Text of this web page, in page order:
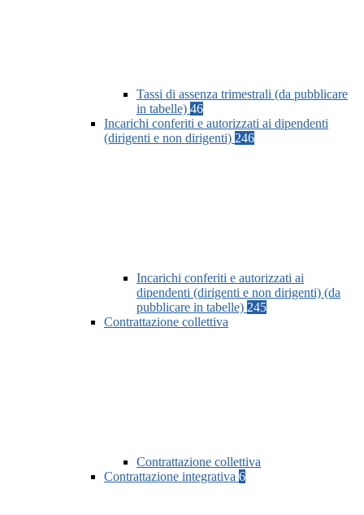
Tassi di assenza trimestrali (da pubblicare
in tabelle) 46
Incarichi conferiti e autorizzati ai dipendenti
(dirigenti e non dirigenti) 246
Incarichi conferiti e autorizzati ai
dipendenti (dirigenti e non dirigenti) (da
pubblicare in tabelle) 245
Contrattazione collettiva
Contrattazione collettiva
Contrattazione integrativa 6